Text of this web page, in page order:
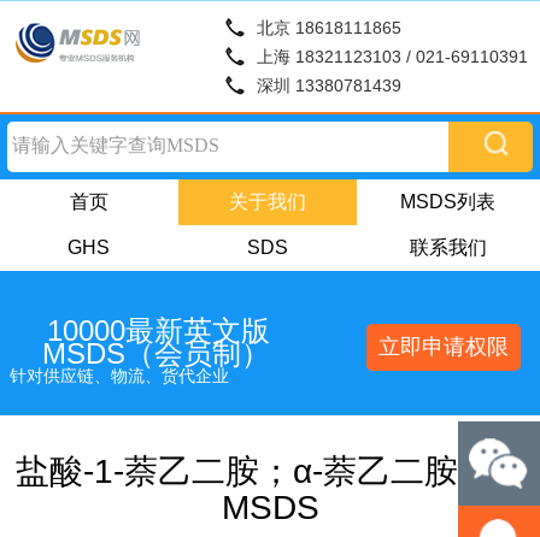
北京 18618111865
上海 18321123103 / 021-69110391
深圳 13380781439
首页 关于我们 MSDS列表
GHS SDS 联系我们
10000最新英文版
MSDS（会员制）
针对供应链、物流、货代企业
立即申请权限
盐酸-1-萘乙二胺；α-萘乙二胺盐酸
MSDS